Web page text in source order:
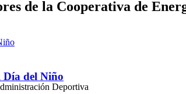
Día del Niño
de la Cooperativa de